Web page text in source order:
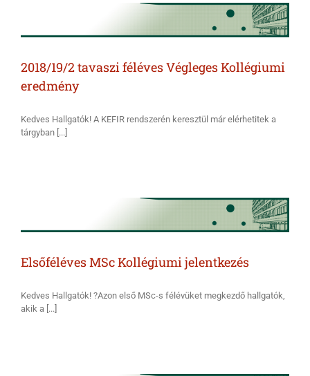
2018/19/2 tavaszi féléves Végleges Kollégiumi
eredmény
Kedves Hallgatók! A KEFIR rendszerén keresztül már elérhetitek a
tárgyban [...]
Elsőféléves MSc Kollégiumi jelentkezés
Kedves Hallgatók! ?Azon első MSc-s félévüket megkezdő hallgatók,
akik a [...]